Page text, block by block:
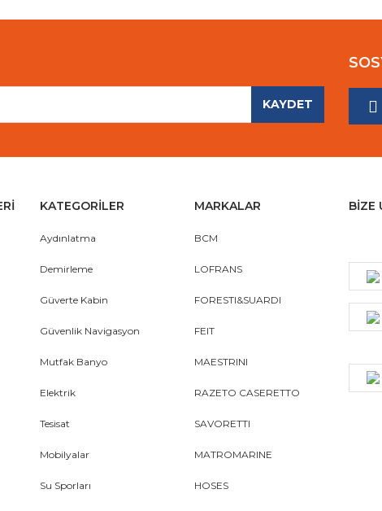
KAYDET
KATEGORİLER
Aydınlatma
Demirleme
Güverte Kabin
Güvenlik Navigasyon
Mutfak Banyo
Elektrik
Tesisat
Mobilyalar
Su Sporları
MARKALAR
BCM
LOFRANS
FORESTI&SUARDI
FEIT
MAESTRINI
RAZETO CASERETTO
SAVORETTI
MATROMARINE
HOSES
BİZE